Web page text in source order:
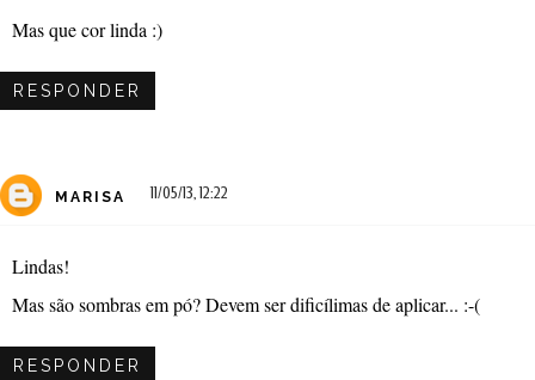
Mas que cor linda :)
RESPONDER
MARISA 11/05/13, 12:22
Lindas!
Mas são sombras em pó? Devem ser dificílimas de aplicar... :-(
RESPONDER